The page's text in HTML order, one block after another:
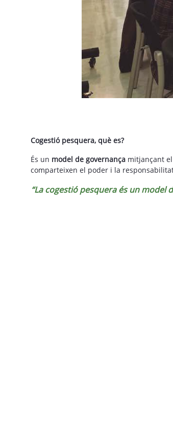
Cogestió pesquera, què es?
És un model de governança mitjançant
comparteixen el poder i la
“La cogestió pesquera és un